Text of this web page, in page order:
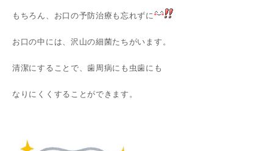
もちろん、お口の予防治療も忘れずに
お口の中には、沢山の細菌たちがいます。
清潔にすることで、歯周病にも虫歯にも
なりにくくすることができます。